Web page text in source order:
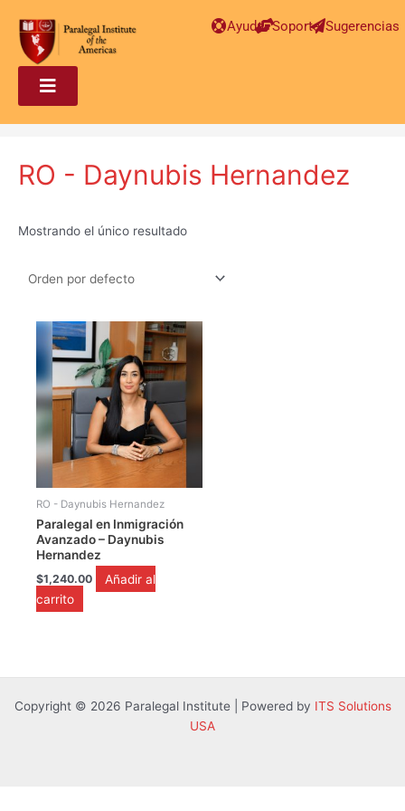
Ayuda Soporte Sugerencias
RO - Daynubis Hernandez
Mostrando el único resultado
RO - Daynubis Hernandez
Paralegal en Inmigración
Avanzado – Daynubis
Hernandez
$1,240.00
Añadir al
carrito
Copyright © 2026 Paralegal Institute | Powered by ITS Solutions
USA